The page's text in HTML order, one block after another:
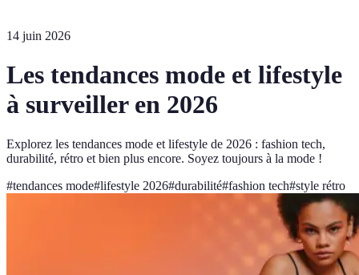
14 juin 2026
Les tendances mode et lifestyle
à surveiller en 2026
Explorez les tendances mode et lifestyle de 2026 : fashion tech,
durabilité, rétro et bien plus encore. Soyez toujours à la mode !
#tendances mode#lifestyle 2026#durabilité#fashion tech#style rétro